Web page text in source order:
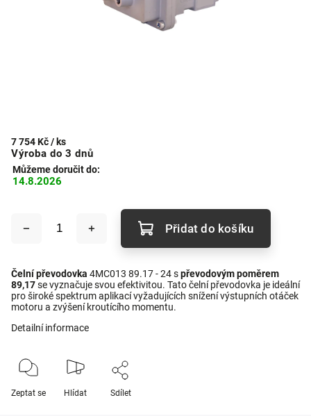
7 754 Kč/ ks
Výroba do 3 dnů
Můžeme doručit do:
14.8.2026
Přidat do košíku
Čelní převodovka 4MC013 89.17 - 24 spřevodovým poměrem
89,17se vyznačuje svou efektivitou. Tato čelní převodovka je ideální
pro široké spektrum aplikací vyžadujících snížení výstupních otáček
motoru a zvýšení kroutícího momentu.
Detailní informace
Zeptat se Hlídat Sdílet